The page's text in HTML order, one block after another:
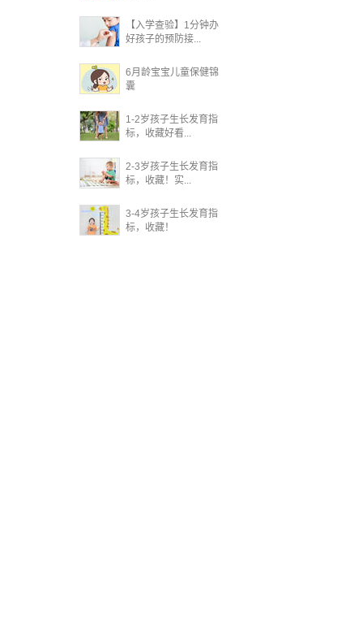
【入学查验】1分钟办
好孩子的预防接...
6月龄宝宝儿童保健锦
囊
1-2岁孩子生长发育指
标，收藏好看...
2-3岁孩子生长发育指
标，收藏！实...
3-4岁孩子生长发育指
标，收藏！